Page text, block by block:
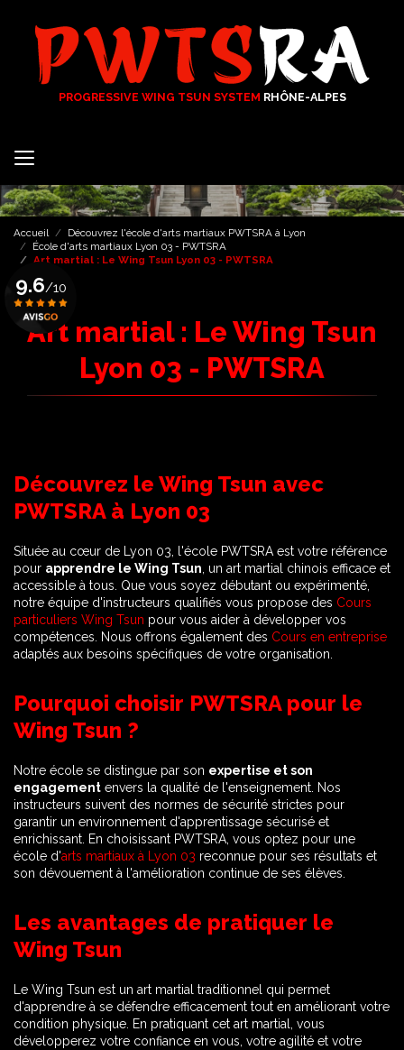
contenu
principal
PROGRESSIVE WING TSUN SYSTEM RHÔNE-ALPES
9.6/10
Voir le certificat
Accueil
Découvrez l'école d'arts martiaux PWTSRA à Lyon
École d'arts martiaux Lyon 03 - PWTSRA
Art martial : Le Wing Tsun Lyon 03 - PWTSRA
Art martial : Le Wing Tsun
Lyon 03 - PWTSRA
Découvrez le Wing Tsun avec
PWTSRA à Lyon 03
Située au cœur de Lyon 03, l'école PWTSRA est votre référence
pour apprendre le Wing Tsun , un art martial chinois efficace et
accessible à tous. Que vous soyez débutant ou expérimenté,
notre équipe d'instructeurs qualifiés vous propose des Cours
particuliers Wing Tsun pour vous aider à développer vos
compétences. Nous offrons également des Cours en entreprise
adaptés aux besoins spécifiques de votre organisation.
Pourquoi choisir PWTSRA pour le
Wing Tsun ?
Notre école se distingue par son expertise et son
engagement envers la qualité de l'enseignement. Nos
instructeurs suivent des normes de sécurité strictes pour
garantir un environnement d'apprentissage sécurisé et
enrichissant. En choisissant PWTSRA, vous optez pour une
école d'arts martiaux à Lyon 03 reconnue pour ses résultats et
son dévouement à l'amélioration continue de ses élèves.
Les avantages de pratiquer le
Wing Tsun
Le Wing Tsun est un art martial traditionnel qui permet
d'apprendre à se défendre efficacement tout en améliorant votre
condition physique. En pratiquant cet art martial, vous
développerez votre confiance en vous, votre agilité et votre